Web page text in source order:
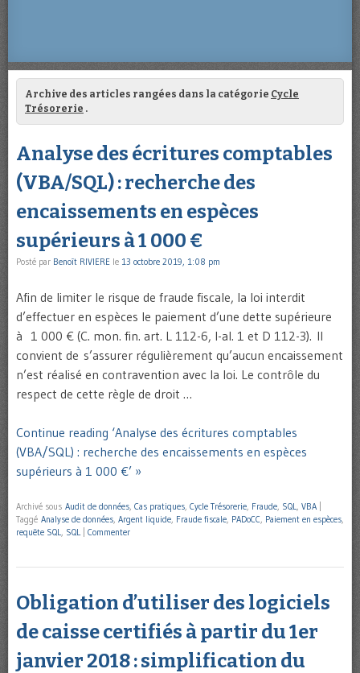
Archive des articles rangées dans la catégorie Cycle
Trésorerie .
Analyse des écritures comptables
(VBA/SQL) : recherche des
encaissements en espèces
supérieurs à 1 000 €
Posté par Benoît RIVIERE le 13 octobre 2019, 1:08 pm
Afin de limiter le risque de fraude fiscale, la loi interdit
d’effectuer en espèces le paiement d’une dette supérieure
à 1 000 € (C. mon. fin. art. L 112-6, I-al. 1 et D 112-3). Il
convient de s’assurer régulièrement qu’aucun encaissement
n’est réalisé en contravention avec la loi. Le contrôle du
respect de cette règle de droit …
Continue reading ‘Analyse des écritures comptables
(VBA/SQL) : recherche des encaissements en espèces
supérieurs à 1 000 €’ »
Archivé sous Audit de données, Cas pratiques, Cycle Trésorerie, Fraude, SQL, VBA
Taggé Analyse de données, Argent liquide, Fraude fiscale, PADoCC, Paiement en espèces,
requête SQL, SQL Commenter
Obligation d’utiliser des logiciels
de caisse certifiés à partir du 1er
janvier 2018 : simplification du